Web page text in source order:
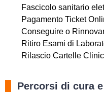
Fascicolo sanitario
Pagamento Ticket
Conseguire o
Ritiro Esami di
Rilascio Cartelle
Percorsi di cura